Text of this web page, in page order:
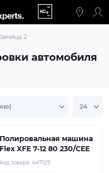
2
автомобиля
Полировальная машина
Flex XFE 7-12 80 230/CEE
Код товара: 447129